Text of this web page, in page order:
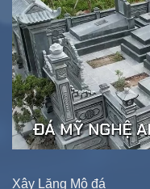
Xây Lăng Mộ đá